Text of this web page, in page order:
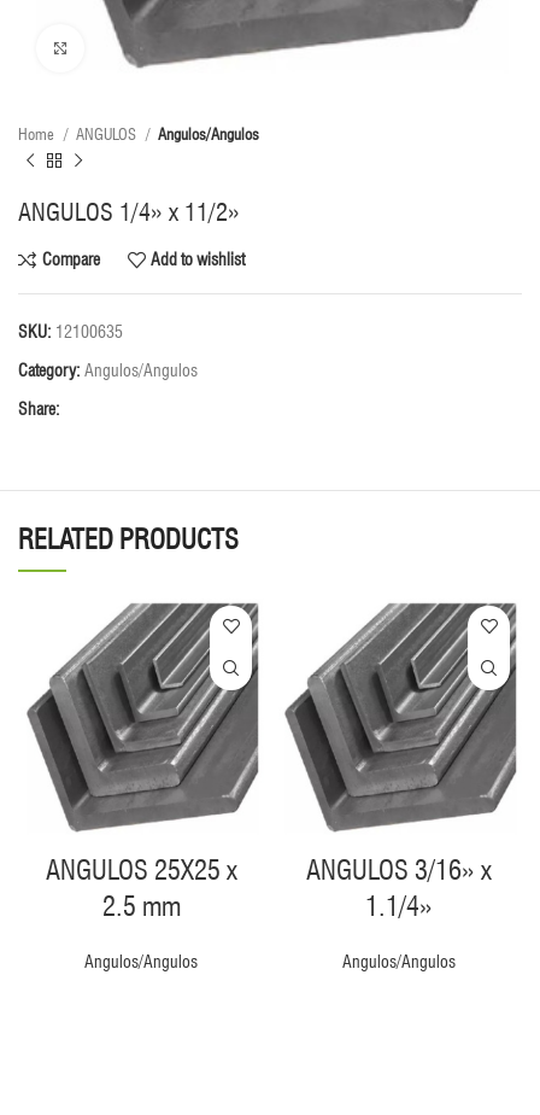
Click to enlarge
Home ANGULOS Angulos/Angulos
ANGULOS 1/4» x 11/2»
Compare Add to wishlist
SKU: 12100635
Category: Angulos/Angulos
Share:
RELATED PRODUCTS
ANGULOS 25X25 x
2.5 mm
Angulos/Angulos
ANGULOS 3/16» x
1.1/4»
Angulos/Angulos